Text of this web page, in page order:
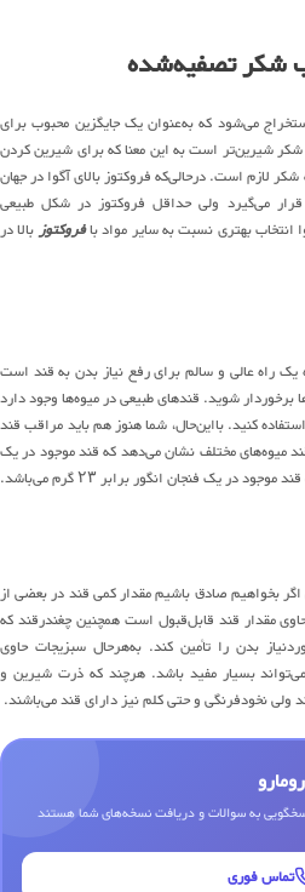
شکر تصفیه‌شده
می‌شود که به‌عنوان یک جایگزین محبوب برای
شیرین‌تر است به این معنا که برای شیرین کردن
لازم است. درحالی‌که فروکتوز بالای آگوا در جهان
می‌گیرد ولی حداقل فروکتوز در شکل طبیعی
بهتری نسبت به سایر مواد بافروکتوزبالا در
یک‌ راه عالی و سالم برای رفع نیاز بدن به قند است
برخوردار شوید. قندهای طبیعی در میوه‌ها وجود دارد
کنید. بااین‌حال، شما هنوز هم باید مراقب قند
میوه‌های مختلف نشان می‌دهد که قند موجود در یک
بخواهیم صادق باشیم مقدار کمی قند در بعضی از
مقدار قند قابل‌قبول است همچنین چغندرقند که
بدن را تأمین کند. به‌هرحال سبزیجات حاوی
بسیار مفید باشد. هرچند که ذرت شیرین و
ولی نخودفرنگی و حتی کلم نیز دارای قند می‌باشند.
تماس فوری